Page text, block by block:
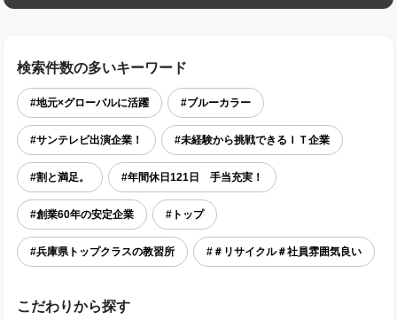
検索件数の多いキーワード
#地元×グローバルに活躍 #ブルーカラー
#サンテレビ出演企業！ #未経験から挑戦できるＩＴ企業
#割と満足。 #年間休日121日 手当充実！
#創業60年の安定企業 #トップ
#兵庫県トップクラスの教習所 #＃リサイクル＃社員雰囲気良い
こだわりから探す